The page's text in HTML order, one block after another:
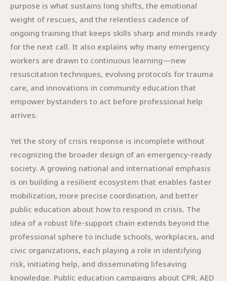
purpose is what sustains long shifts, the emotional
weight of rescues, and the relentless cadence of
ongoing training that keeps skills sharp and minds ready
for the next call. It also explains why many emergency
workers are drawn to continuous learning—new
resuscitation techniques, evolving protocols for trauma
care, and innovations in community education that
empower bystanders to act before professional help
arrives.
Yet the story of crisis response is incomplete without
recognizing the broader design of an emergency-ready
society. A growing national and international emphasis
is on building a resilient ecosystem that enables faster
mobilization, more precise coordination, and better
public education about how to respond in crisis. The
idea of a robust life-support chain extends beyond the
professional sphere to include schools, workplaces, and
civic organizations, each playing a role in identifying
risk, initiating help, and disseminating lifesaving
knowledge. Public education campaigns about CPR, AED